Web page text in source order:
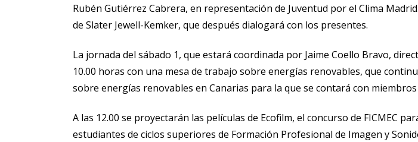
Rubén Gutiérrez Cabrera, en representación de Juventud por el Clima
de Slater Jewell-Kemker, que después dialogará con los presentes.
La jornada del sábado 1, que estará coordinada por Jaime Coello Bravo,
10.00 horas con una mesa de trabajo sobre energías renovables, que
sobre energías renovables en Canarias para la que se contará con
A las 12.00 se proyectarán las películas de Ecofilm, el concurso de FICMEC
estudiantes de ciclos superiores de Formación Profesional de Imagen y